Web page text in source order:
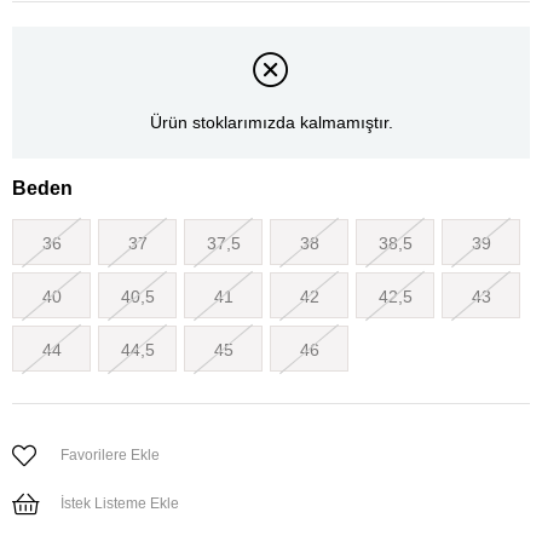
Ürün stoklarımızda kalmamıştır.
Beden
36 37 37,5 38 38,5 39
40 40,5 41 42 42,5 43
44 44,5 45 46
Favorilere Ekle
İstek Listeme Ekle